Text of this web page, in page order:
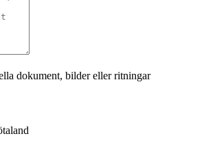
dokument, bilder eller ritningar